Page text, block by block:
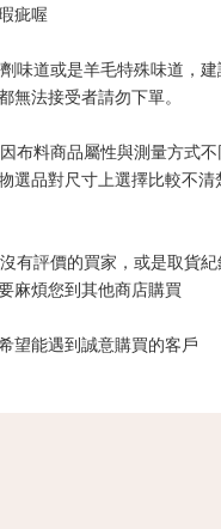
疵喔
味道或是羊毛特殊味道，
無法接受者請勿下單。
布料商品屬性與測量方式
選品對尺寸上選擇比較不
有評價的買家，或是取貨
麻煩您到其他商店購買
望能遇到誠意購買的客戶